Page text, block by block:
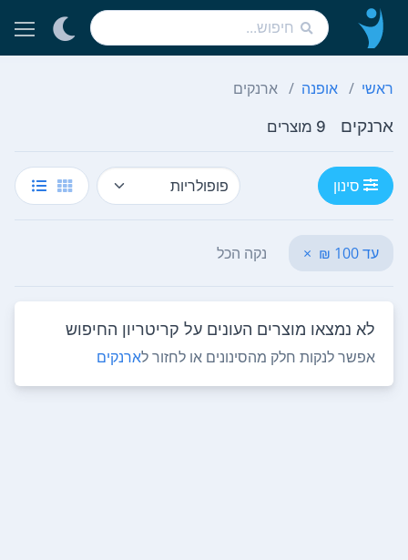
ראשי אופנה ארנקים
ארנקים 9 מוצרים
סינון
עד 100 ₪ × נקה הכל
לא נמצאו מוצרים העונים על קריטריון החיפוש
אפשר לנקות חלק מהסינונים או לחזור לארנקים